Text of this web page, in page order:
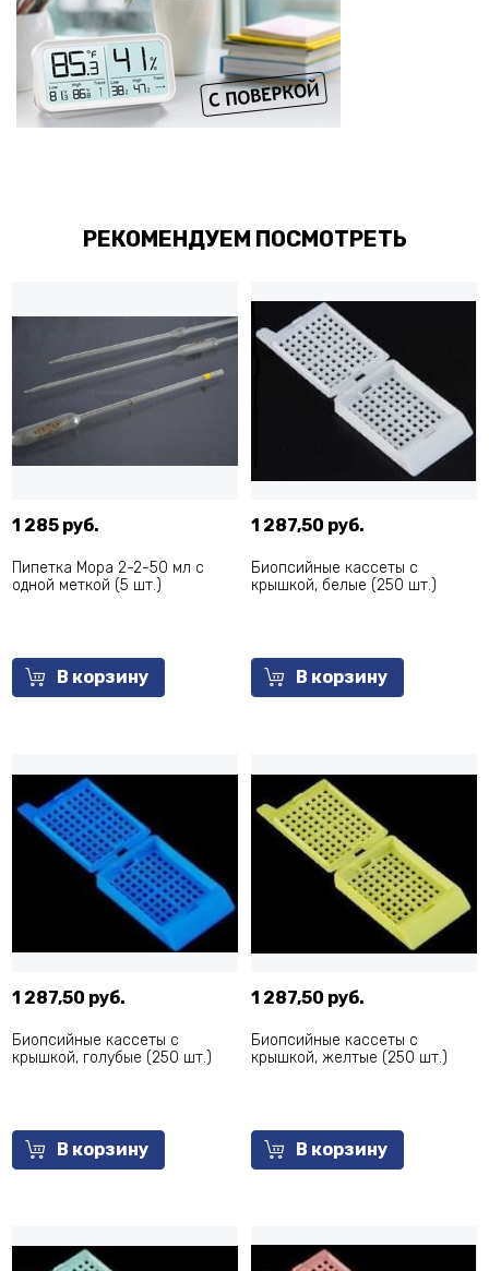
РЕКОМЕНДУЕМ ПОСМОТРЕТЬ
1 285 руб.
Пипетка Мора 2-2-50 мл с
одной меткой (5 шт.)
В корзину
1 287,50 руб.
Биопсийные кассеты с
крышкой, белые (250 шт.)
В корзину
1 287,50 руб.
Биопсийные кассеты с
крышкой, голубые (250 шт.)
В корзину
1 287,50 руб.
Биопсийные кассеты с
крышкой, желтые (250 шт.)
В корзину